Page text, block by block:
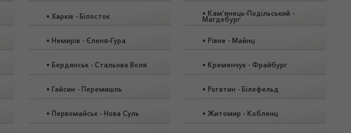
• Харків - Білосток
• Немирів - Єленя-Гура
• Бердянськ - Стальова Воля
• Гайсин - Перемишль
• Первомайськ - Нова Суль
• Кам'янець-Подільський -
Магдебург
• Рівне - Майнц
• Кременчук - Фрайбург
• Рогатин - Білефельд
• Житомир - Кобленц